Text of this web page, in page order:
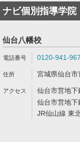
ナビ個別指導学院
仙台八幡校
0120-941-967
宮城県仙台
仙台市営地
仙台市営地
JR仙山線 東